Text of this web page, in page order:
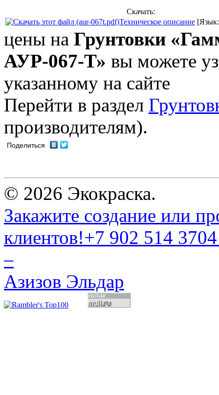
Скачать:
Техническое описание
цены на Грунтовки
АУР-067-Т» вы можете
указанному на сайте
Перейти в раздел
производителям).
Поделиться
© 2026 Экокраска.
Закажите создание или
клиентов!+7 902 514 3704
–
Азизов Эльдар